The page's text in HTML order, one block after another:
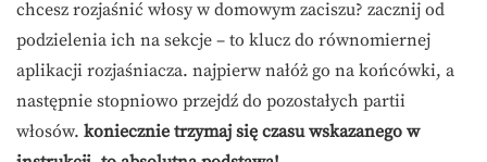
chcesz rozjaśnić włosy w domowym zaciszu? zacznij od
podzielenia ich na sekcje – to klucz do równomiernej
aplikacji rozjaśniacza. najpierw nałóż go na końcówki, a
następnie stopniowo przejdź do pozostałych partii
włosów. koniecznie trzymaj się czasu wskazanego w